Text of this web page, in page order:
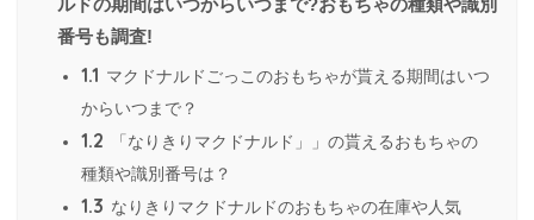
ルドの期間はいつからいつまで?おもちゃの種類や識別
番号も調査!
1.1 マクドナルドごっこのおもちゃが貰える期間はいつ
からいつまで？
1.2
「なりきりマクドナルド」」の貰えるおもちゃの
種類や識別番号は？
1.3 なりきりマクドナルドのおもちゃの在庫や人気